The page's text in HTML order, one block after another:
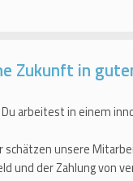
Zukunft in
Du arbeitest in einem
schätzen unsere
und der Zahlung von